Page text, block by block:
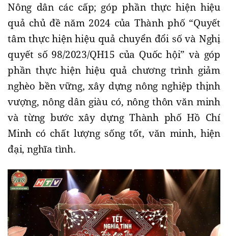
Nông dân các cấp; góp phần thực hiện hiệu
quả chủ đề năm 2024 của Thành phố “Quyết
tâm thực hiện hiệu quả chuyển đổi số và Nghị
quyết số 98/2023/QH15 của Quốc hội” và góp
phần thực hiện hiệu quả chương trình giảm
nghèo bền vững, xây dựng nông nghiệp thịnh
vượng, nông dân giàu có, nông thôn văn minh
và từng bước xây dựng Thành phố Hồ Chí
Minh có chất lượng sống tốt, văn minh, hiện
đại, nghĩa tình.